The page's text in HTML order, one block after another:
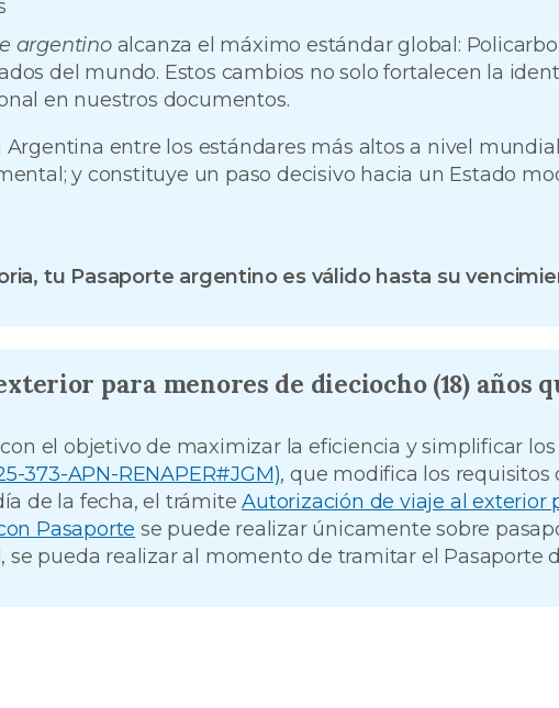
argentinoalcanza el máximo estándar global:
del mundo. Estos cambios no solo fortalecen la
en nuestros documentos.
Argentina entre los estándares más altos a nivel
y constituye un paso decisivo hacia un Estado
tu Pasaporte argentino es válido hasta su
para menores de dieciocho (18) años
el objetivo de maximizar la eficiencia y simplificar
373-APN-RENAPER#JGM), que modifica los requisitos
de la fecha, el trámiteAutorización de viaje al exterior
Pasaporte se puede realizar únicamente sobre
se pueda realizar al momento de tramitar el Pasaporte